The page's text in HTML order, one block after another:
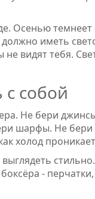
Осенью
иметь
видят тебя.
с собой
Не бери
шарфы. Не
холод
-